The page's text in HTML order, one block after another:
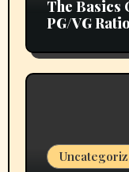
The Basics
PG/VG